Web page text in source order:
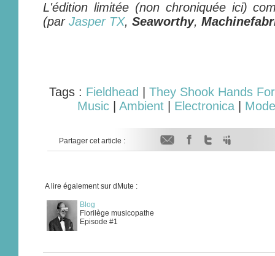
L'édition limitée (non chroniquée ici)
(par Jasper TX, Seaworthy,
Tags : Fieldhead
They Shook Hands
Music
Ambient Electronica
Partager cet article :
A lire également sur dMute :
Blog
Florilège musicopathe
Episode #1